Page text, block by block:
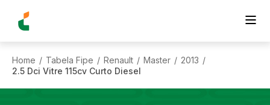
Home / Tabela Fipe / Renault / Master / 2013 /
2.5 Dci Vitre 115cv Curto Diesel